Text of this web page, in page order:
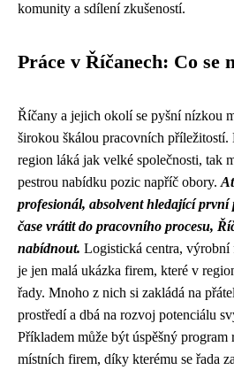
komunity a sdílení zkušeností.
Práce v Říčanech: Co se
Říčany a jejich okolí se pyšní nízkou
širokou škálou pracovních
region láká jak velké společnosti, tak
pestrou nabídku pozic napříč obory.
profesionál, absolvent hledající první
čase vrátit do pracovního procesu,
nabídnout. Logistická centra,
je jen malá ukázka firem, které v
řady. Mnoho z nich si zakládá na
prostředí a dbá na rozvoj potenciálu
Příkladem může být úspěšný
místních firem, díky kterému se řada